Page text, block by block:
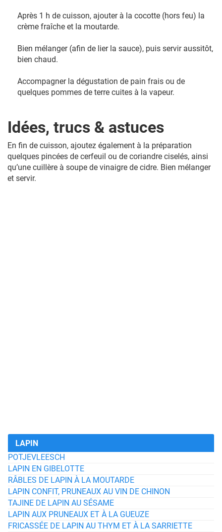
Après 1 h de cuisson, ajouter à la cocotte (hors feu) la
crème fraîche et la moutarde.
Bien mélanger (afin de lier la sauce), puis servir aussitôt,
bien chaud.
Accompagner la dégustation de pain frais ou de
quelques pommes de terre cuites à la vapeur.
Idées, trucs & astuces
En fin de cuisson, ajoutez également à la préparation
quelques pincées de cerfeuil ou de coriandre ciselés, ainsi
qu’une cuillère à soupe de vinaigre de cidre. Bien mélanger
et servir.
LAPIN
POTJEVLEESCH
LAPIN EN GIBELOTTE
RÂBLES DE LAPIN À LA MOUTARDE
LAPIN CONFIT, PRUNEAUX AU VIN DE CHINON
TAJINE DE LAPIN AU SÉSAME
LAPIN AUX PRUNEAUX ET À LA GUEUZE
FRICASSÉE DE LAPIN AU THYM ET À LA SARRIETTE